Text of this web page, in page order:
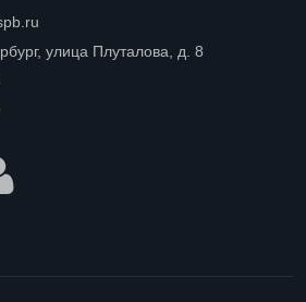
улица Плуталова, д. 8